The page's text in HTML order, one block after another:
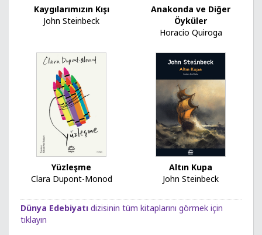
Kaygılarımızın Kışı
John Steinbeck
Anakonda ve Diğer
Öyküler
Horacio Quiroga
Yüzleşme
Clara Dupont-Monod
Altın Kupa
John Steinbeck
Dünya Edebiyatı dizisinin tüm kitaplarını görmek için
tıklayın